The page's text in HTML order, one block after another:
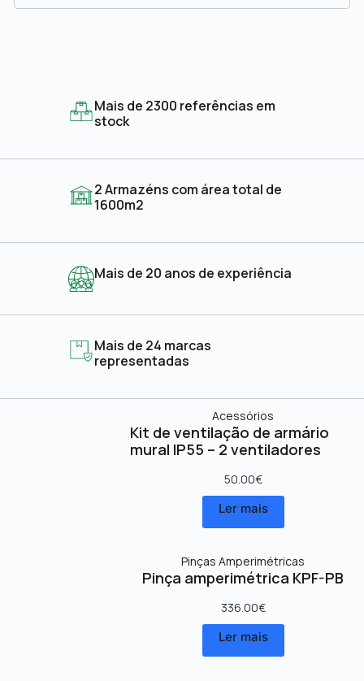
Mais de 2300 referências em
stock
2 Armazéns com área total de
1600m2
Mais de 20 anos de experiência
Mais de 24 marcas
representadas
Acessórios
Kit de ventilação de armário
mural IP55 – 2 ventiladores
50.00€
Ler mais
Pinças Amperimétricas
Pinça amperimétrica KPF-PB
336.00€
Ler mais